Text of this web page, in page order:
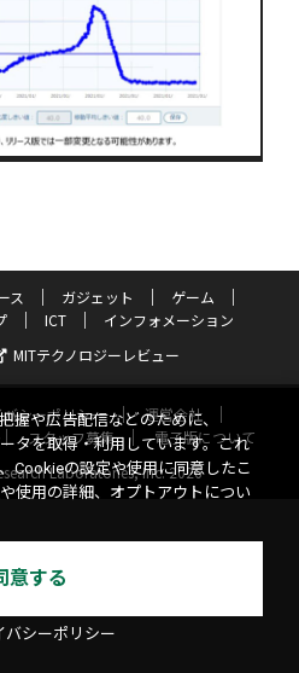
ス ガジェット
ゲーム
ICT
インフォメーション
MITテクノロジーレビュー
シーポリシー
運営会社
スタッフ募集
電子版について
Laboratories, Inc. 2026
握や広告配信などのために、
タを取得・利用しています。これ
Cookieの設定や使用に同意したこ
使用の詳細、オプトアウトについ
意する
バシーポリシー